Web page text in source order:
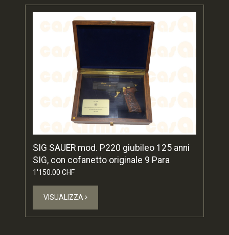
SIG SAUER mod. P220 giubileo 125 anni
SIG, con cofanetto originale 9 Para
1'150.00 CHF
VISUALIZZA